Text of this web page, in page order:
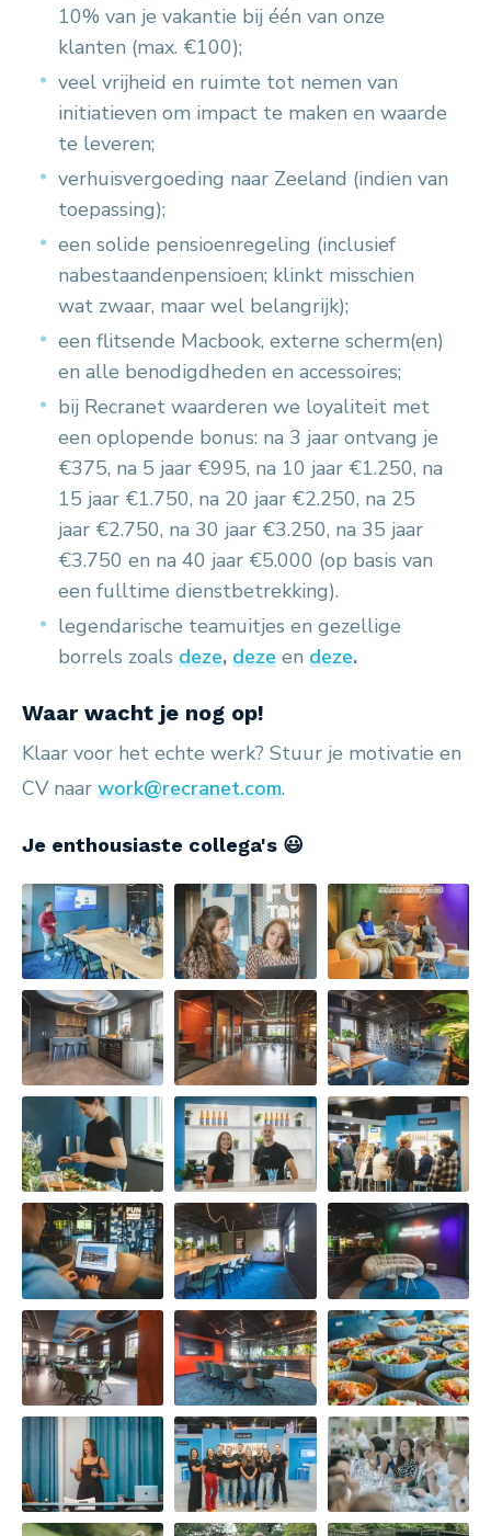
10% van je vakantie bij één van onze
klanten (max. €100);
veel vrijheid en ruimte tot nemen van
initiatieven om impact te maken en waarde
te leveren;
verhuisvergoeding naar Zeeland (indien van
toepassing);
een solide pensioenregeling (inclusief
nabestaandenpensioen; klinkt misschien
wat zwaar, maar wel belangrijk);
een flitsende Macbook, externe scherm(en)
en alle benodigdheden en accessoires;
bij Recranet waarderen we loyaliteit met
een oplopende bonus: na 3 jaar ontvang je
€375, na 5 jaar €995, na 10 jaar €1.250, na
15 jaar €1.750, na 20 jaar €2.250, na 25
jaar €2.750, na 30 jaar €3.250, na 35 jaar
€3.750 en na 40 jaar €5.000 (op basis van
een fulltime dienstbetrekking).
legendarische teamuitjes en gezellige
borrels zoals deze, deze en deze.
Waar wacht je nog op!
Klaar voor het echte werk? Stuur je motivatie en
CV naar work@recranet.com.
Je enthousiaste collega's 😃